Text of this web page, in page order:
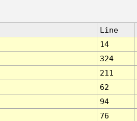
Line
14
324
211
62
94
76